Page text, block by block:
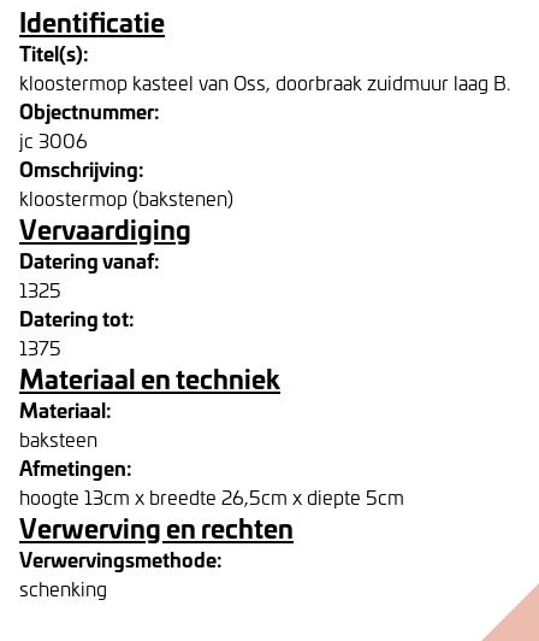
Identificatie
Titel(s):
kloostermop kasteel van Oss, doorbraak zuidmuur laag B.
Objectnummer:
jc 3006
Omschrijving:
kloostermop (bakstenen)
Vervaardiging
Datering vanaf:
1325
Datering tot:
1375
Materiaal en techniek
Materiaal:
baksteen
Afmetingen:
hoogte 13cm x breedte 26,5cm x diepte 5cm
Verwerving en rechten
Verwervingsmethode:
schenking